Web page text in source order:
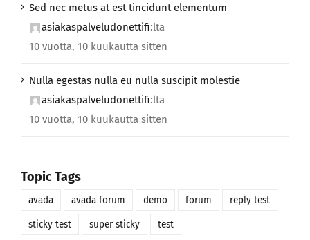
Sed nec metus at est tincidunt elementum
asiakaspalveludonettifi:lta
10 vuotta, 10 kuukautta sitten
Nulla egestas nulla eu nulla suscipit molestie
asiakaspalveludonettifi:lta
10 vuotta, 10 kuukautta sitten
Topic Tags
avada avada forum demo forum reply test
sticky test super sticky test